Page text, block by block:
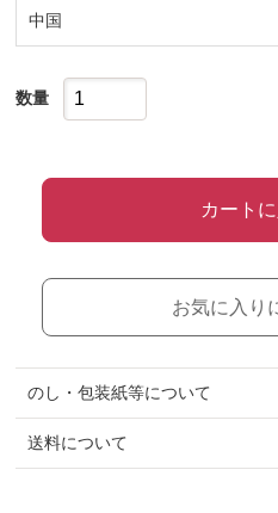
中国
数量
カート
お気に入り
のし・包装紙等について
送料について